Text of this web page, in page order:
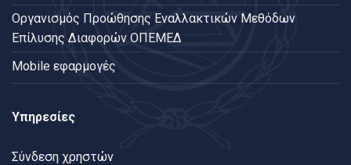
Oργανισμός Προώθησης Εναλλακτικών Μεθόδων
Επίλυσης Διαφορών ΟΠΕΜΕΔ
Mobile εφαρμογές
Υπηρεσίες
Σύνδεση χρηστών